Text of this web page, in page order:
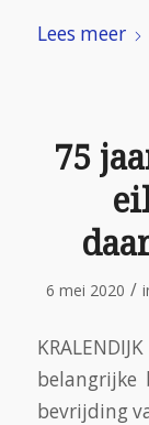
Lees meer
75
6 mei 2020 /
belangrijke
bevrijding